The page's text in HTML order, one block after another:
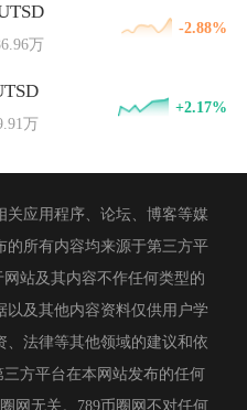
万
-2.88%
万
+2.17%
关应用程序、论坛、博客等媒
的所有内容均来源于第三方平
站及其内容不作任何类型的
以及其他内容资料仅供用户学
、法律等其他领域的建议和依
方平台在本网站发布的任何
网无关。789币圈网不对任何